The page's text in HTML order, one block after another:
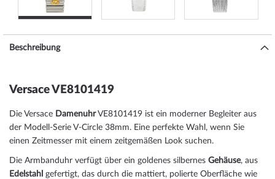
Beschreibung
Versace VE8101419
Die Versace DamenuhrVE8101419 ist ein moderner Begleiter aus
der Modell-Serie V-Circle 38mm. Eine perfekte Wahl, wenn Sie
einen Zeitmesser mit einem zeitgemäßen Look suchen.
Die Armbanduhr verfügt über ein goldenes silbernes Gehäuse, aus
Edelstahl gefertigt, das durch die mattiert, polierte Oberfläche wie